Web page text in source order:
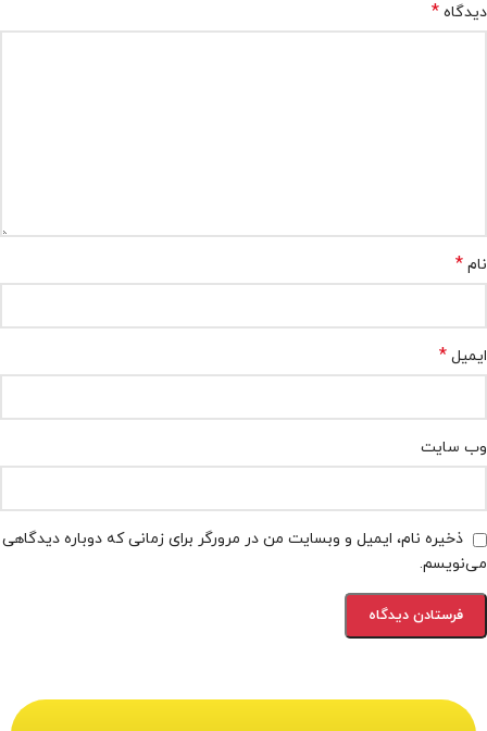
دیدگاه *
نام *
ایمیل *
وب‌ سایت
ذخیره نام، ایمیل و وبسایت من در مرورگر برای زمانی که دوباره دیدگاهی
می‌نویسم.